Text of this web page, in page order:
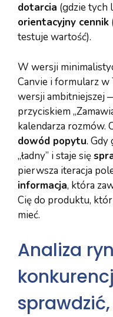
dotarcia (gdzie tych
orientacyjny cennik
testuje wartość).
W wersji
Canvie i formularz
wersji ambitniejszej
przyciskiem
kalendarza rozmów.
dowód popytu. Gdy
„ładny” i staje się
pierwsza iteracja
informacja, która
Cię do produktu,
mieć.
Analiza